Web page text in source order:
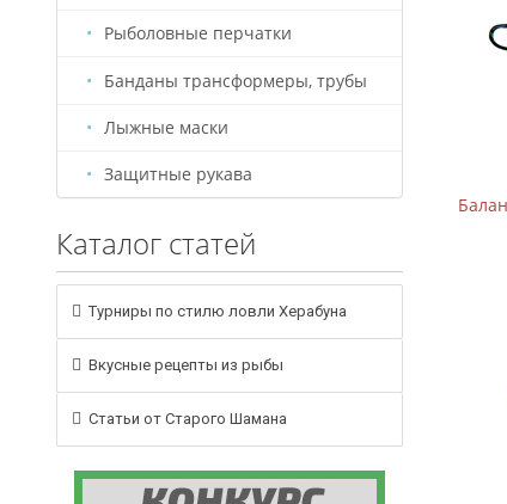
Рыболовные перчатки
Банданы трансформеры, трубы
Лыжные маски
Защитные рукава
Каталог статей
Турниры по стилю ловли Херабуна
Вкусные рецепты из рыбы
Статьи от Старого Шамана
Балансир B-2 (5см, 7,5г)
209 руб. 310 руб.
На складе Артикул:БС0005